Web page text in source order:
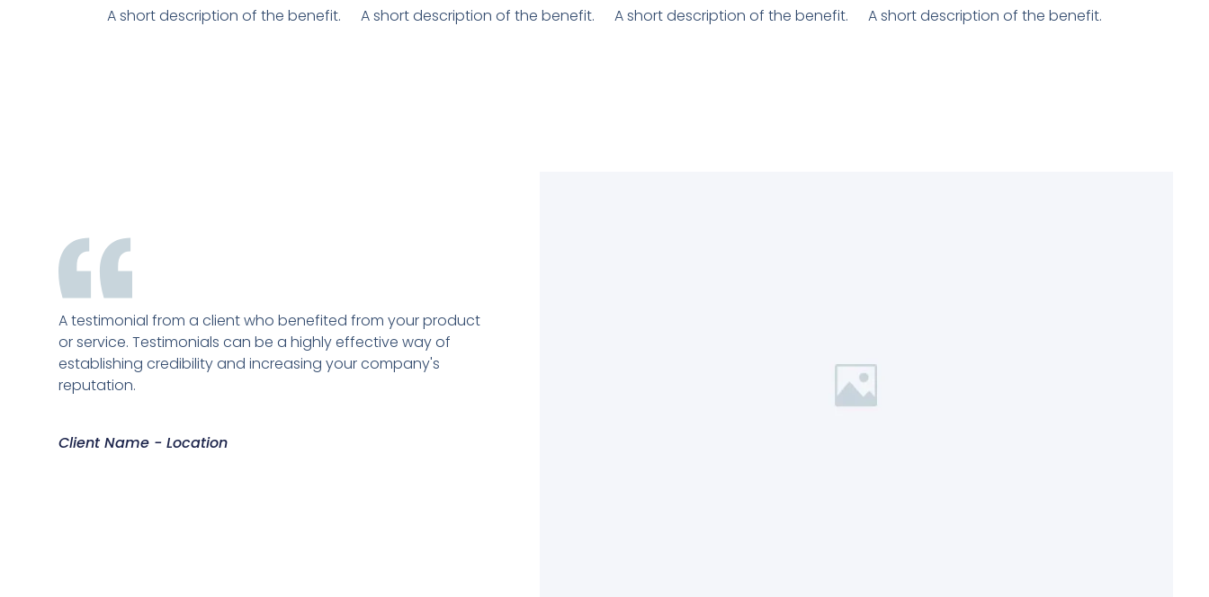
A short description of the benefit. A short description of the benefit. A short description of the benefit. A short description of the benefit.
A testimonial from a client who benefited from your product
or service. Testimonials can be a highly effective way of
establishing credibility and increasing your company's
reputation.
Client Name - Location